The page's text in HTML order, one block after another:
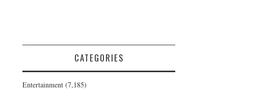
CATEGORIES
Entertainment (7,185)